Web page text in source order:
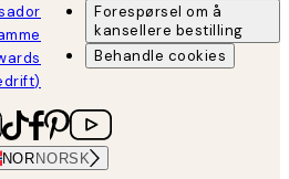
Forespørsel om å
kansellere bestilling
Behandle cookies
NOR NORSK